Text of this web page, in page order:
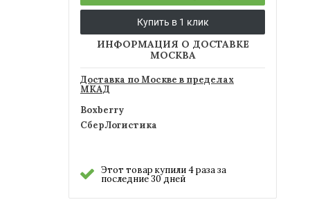
Купить в 1 клик
ИНФОРМАЦИЯ О ДОСТАВКЕ
МОСКВА
Доставка по Москве в пределах
МКАД
Boxberry
СберЛогистика
Этот товар купили 4 раза за
последние 30 дней